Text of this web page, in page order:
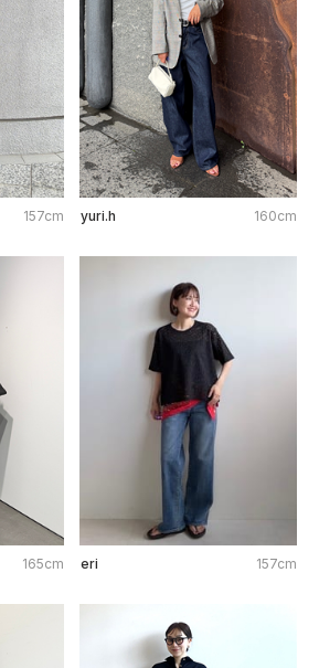
157cm yuri.h 160cm
165cm eri 157cm